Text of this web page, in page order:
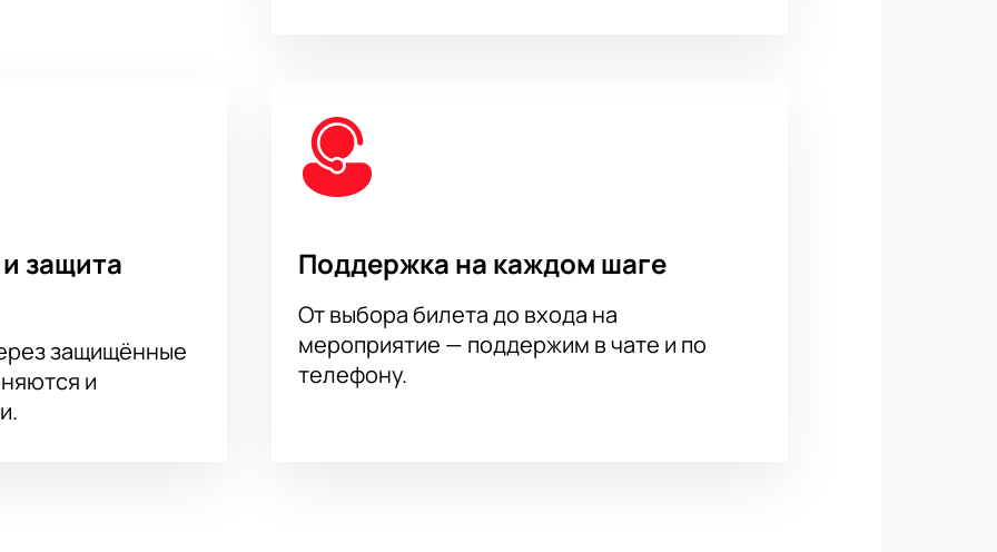
защита
защищённые
и
Поддержка на каждом шаге
От выбора билета до входа на
мероприятие — поддержим в чате и по
телефону.